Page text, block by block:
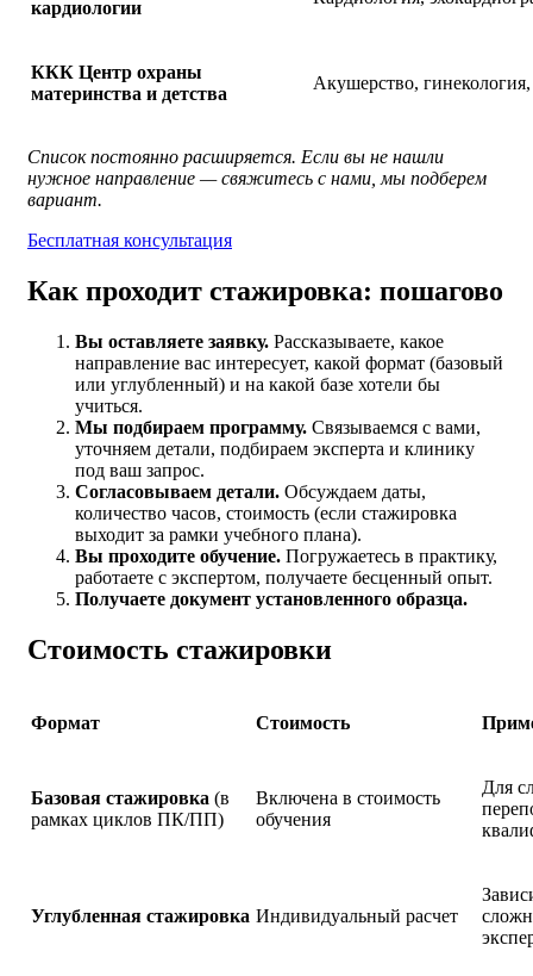
кардиологии
ККК Центр охраны
материнства и детства
Акушерство,
Список постоянно расширяется. Если вы не нашли
нужное направление — свяжитесь с нами, мы подберем
вариант.
Бесплатная консультация
Как проходит стажировка: пошагово
Вы оставляете заявку. Рассказываете, какое
направление вас интересует, какой формат (базовый
или углубленный) и на какой базе хотели бы
учиться.
Мы подбираем программу. Связываемся с вами,
уточняем детали, подбираем эксперта и клинику
под ваш запрос.
Согласовываем детали. Обсуждаем даты,
количество часов, стоимость (если стажировка
выходит за рамки учебного плана).
Вы проходите обучение. Погружаетесь в практику,
работаете с экспертом, получаете бесценный опыт.
Получаете документ установленного образца.
Стоимость стажировки
Формат Стоимость
Базовая стажировка (в
рамках циклов ПК/ПП)
Включена в стоимость
обучения
Для
Углубленная стажировка Индивидуальный расчет